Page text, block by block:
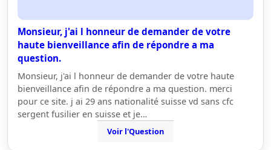
Monsieur, j'ai l honneur de demander de votre
haute bienveillance afin de répondre a ma
question.
Monsieur, j'ai l honneur de demander de votre haute
bienveillance afin de répondre a ma question. merci
pour ce site. j ai 29 ans nationalité suisse vd sans cfc
sergent fusilier en suisse et je…
Voir l'Question